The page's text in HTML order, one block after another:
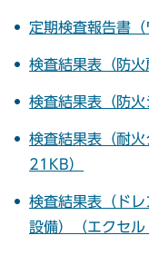
定期検査報告書（
検査結果表（防
検査結果表（防
検査結果表（耐火
21KB）
検査結果表（ド
設備）（エクセル